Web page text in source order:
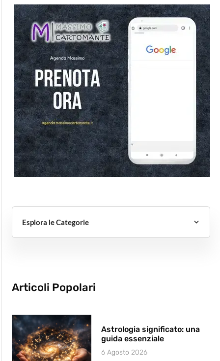
Esplora le Categorie
Articoli Popolari
Astrologia significato: una
guida essenziale
6 Agosto 2026